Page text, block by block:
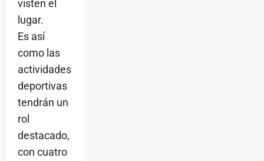
visten el
lugar.
Es así
como las
actividades
deportivas
tendrán un
rol
destacado,
con cuatro